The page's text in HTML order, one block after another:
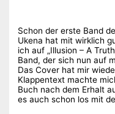
Schon der erste Band
Ukena hat mit wirklich
ich auf „Illusion – A
Band, der sich nun auf
Das Cover hat mir
Klappentext machte
Buch nach dem Erhalt
es auch schon los mit